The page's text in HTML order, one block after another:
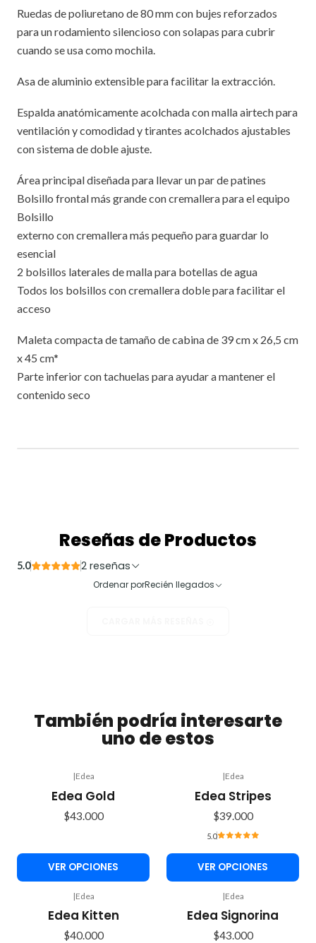
Ruedas de poliuretano de 80 mm con bujes reforzados
para un rodamiento silencioso con solapas para cubrir
cuando se usa como mochila.
Asa de aluminio extensible para facilitar la extracción.
Espalda anatómicamente acolchada con malla airtech para
ventilación y comodidad y tirantes acolchados ajustables
con sistema de doble ajuste.
Área principal diseñada para llevar un par de patines
Bolsillo frontal más grande con cremallera para el equipo
Bolsillo
externo con cremallera más pequeño para guardar lo
esencial
2 bolsillos laterales de malla para botellas de agua
Todos los bolsillos con cremallera doble para facilitar el
acceso
Maleta compacta de tamaño de cabina de 39 cm x 26,5 cm
x 45 cm*
Parte inferior con tachuelas para ayudar a mantener el
contenido seco
Reseñas de Productos
5.0 2 reseñas
Ordenar porRecién llegados
También podría interesarte
uno de estos
|Edea
Edea Gold
$43.000
VER OPCIONES
|Edea
Edea Stripes
$39.000
5.0
VER OPCIONES
|Edea
Edea Kitten
$40.000
|Edea
Edea Signorina
$43.000